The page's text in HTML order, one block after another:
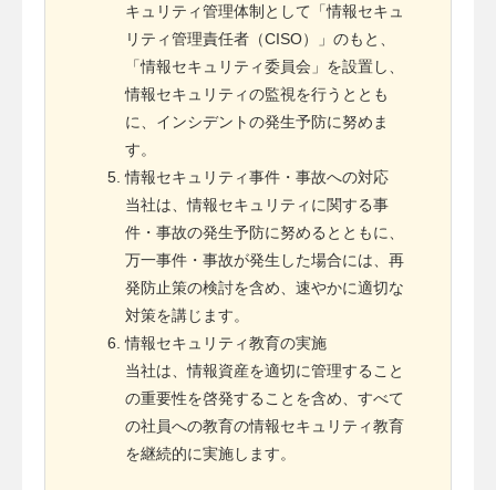
キュリティ管理体制として「情報セキュ
リティ管理責任者（CISO）」のもと、
「情報セキュリティ委員会」を設置し、
情報セキュリティの監視を行うととも
に、インシデントの発生予防に努めま
す。
情報セキュリティ事件・事故への対応
当社は、情報セキュリティに関する事
件・事故の発生予防に努めるとともに、
万一事件・事故が発生した場合には、再
発防止策の検討を含め、速やかに適切な
対策を講じます。
情報セキュリティ教育の実施
当社は、情報資産を適切に管理すること
の重要性を啓発することを含め、すべて
の社員への教育の情報セキュリティ教育
を継続的に実施します。